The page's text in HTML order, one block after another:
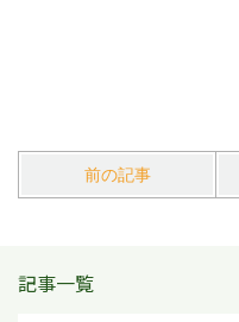
前の記事
記事一覧